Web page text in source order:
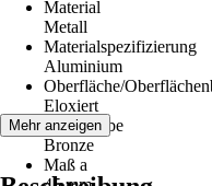
Material
Metall
Materialspezifizierung
Aluminium
Oberfläche/
Eloxiert
Grundfarbe
Bronze
Maß a
Mehr anzeigen